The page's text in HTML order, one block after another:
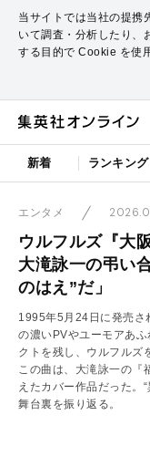
当サイトでは当社の提携
いて調査・分析したり、
する目的で Cookie を使
新着 ランキング
エンタメ
ウルフルズ『大
大滝詠一の弔い
のはえ”だ」
1995年5月24日に発売さ
の濃いPVやユーモアあ
クトを残し、ウルフルズ
この曲は、大滝詠一の『
えたカバー作品だった。
舞台裏を振り返る。